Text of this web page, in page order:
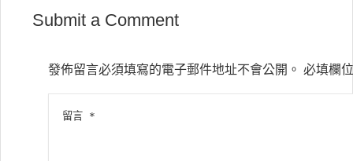
Submit a Comment
發佈留言必須填寫的電子郵件地址不會公開。 必填欄